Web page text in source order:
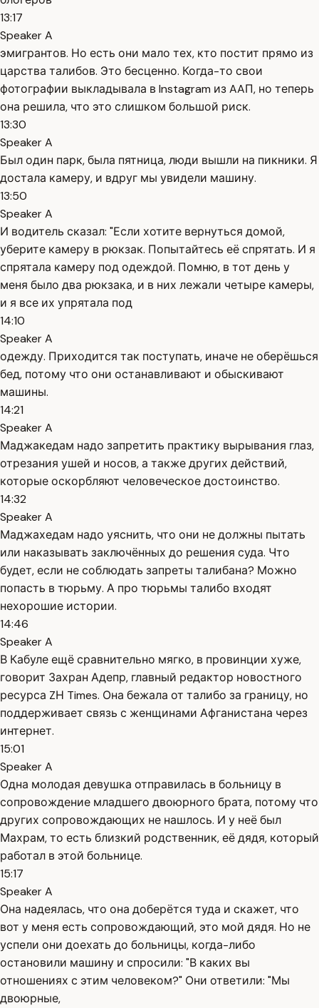
13:17
Speaker A
эмигрантов. Но есть они мало тех, кто постит прямо из
царства талибов. Это бесценно. Когда-то свои
фотографии выкладывала в Instagram из AAП, но теперь
она решила, что это слишком большой риск.
13:30
Speaker A
Был один парк, была пятница, люди вышли на пикники. Я
достала камеру, и вдруг мы увидели машину.
13:50
Speaker A
И водитель сказал: "Если хотите вернуться домой,
уберите камеру в рюкзак. Попытайтесь её спрятать. И я
спрятала камеру под одеждой. Помню, в тот день у
меня было два рюкзака, и в них лежали четыре камеры,
и я все их упрятала под
14:10
Speaker A
одежду. Приходится так поступать, иначе не оберёшься
бед, потому что они останавливают и обыскивают
машины.
14:21
Speaker A
Маджакедам надо запретить практику вырывания глаз,
отрезания ушей и носов, а также других действий,
которые оскорбляют человеческое достоинство.
14:32
Speaker A
Маджахедам надо уяснить, что они не должны пытать
или наказывать заключённых до решения суда. Что
будет, если не соблюдать запреты талибана? Можно
попасть в тюрьму. А про тюрьмы талибо входят
нехорошие истории.
14:46
Speaker A
В Кабуле ещё сравнительно мягко, в провинции хуже,
говорит Захран Адепр, главный редактор новостного
ресурса ZН Times. Она бежала от талибо за границу, но
поддерживает связь с женщинами Афганистана через
интернет.
15:01
Speaker A
Одна молодая девушка отправилась в больницу в
сопровождение младшего двоюрного брата, потому что
других сопровождающих не нашлось. И у неё был
Махрам, то есть близкий родственник, её дядя, который
работал в этой больнице.
15:17
Speaker A
Она надеялась, что она доберётся туда и скажет, что
вот у меня есть сопровождающий, это мой дядя. Но не
успели они доехать до больницы, когда-либо
остановили машину и спросили: "В каких вы
отношениях с этим человеком?" Они ответили: "Мы
двоюрные,